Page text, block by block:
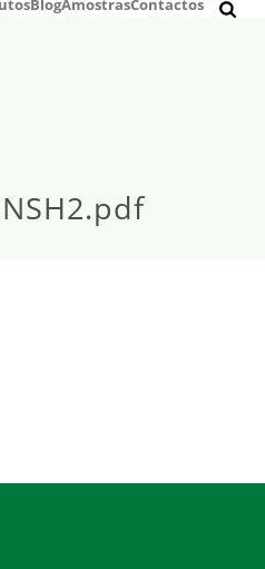
BlogAmostrasContactos